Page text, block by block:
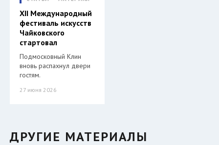
XII Международный
фестиваль искусств
Чайковского
стартовал
Подмосковный Клин
вновь распахнул двери
гостям.
27 июня 2026
ДРУГИЕ МАТЕРИАЛЫ